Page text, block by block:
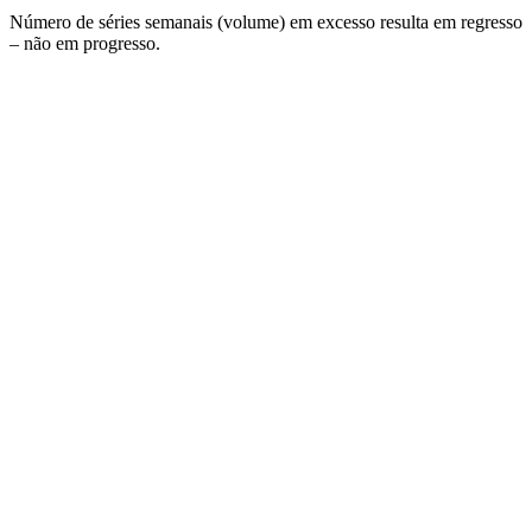
Número de séries semanais (volume) em excesso resulta em regresso
– não em progresso.